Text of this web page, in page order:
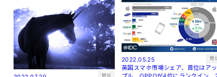
短信
2022.05.25 短
英国スマホ市場シェア、首位はアッ